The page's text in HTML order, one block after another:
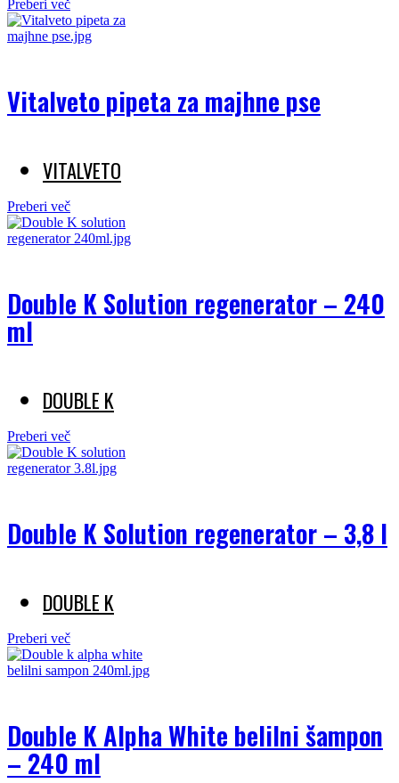
Preberi več
Vitalveto pipeta za majhne pse
VITALVETO
Preberi več
Double K Solution regenerator – 240
ml
DOUBLE K
Preberi več
Double K Solution regenerator – 3,8 l
DOUBLE K
Preberi več
Double K Alpha White belilni šampon
– 240 ml